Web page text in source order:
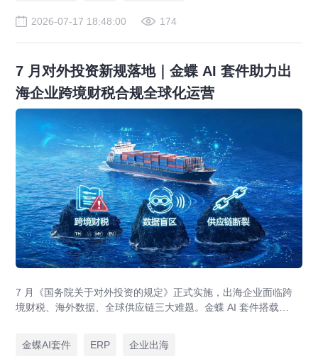
2026-07-17 18:48:00 174
7 月对外投资新规落地｜金蝶 AI 套件助力出
海企业跨境财税合规全球化运营
7 月《国务院关于对外投资的规定》正式实施，出海企业面临跨
境财税、海外数据、全球供应链三大难题。金蝶 AI 套件搭载
规、全球 ERP 可视、供应链智能风控，适配东南亚多国本地化经
营。
金蝶AI套件 ERP 企业出海